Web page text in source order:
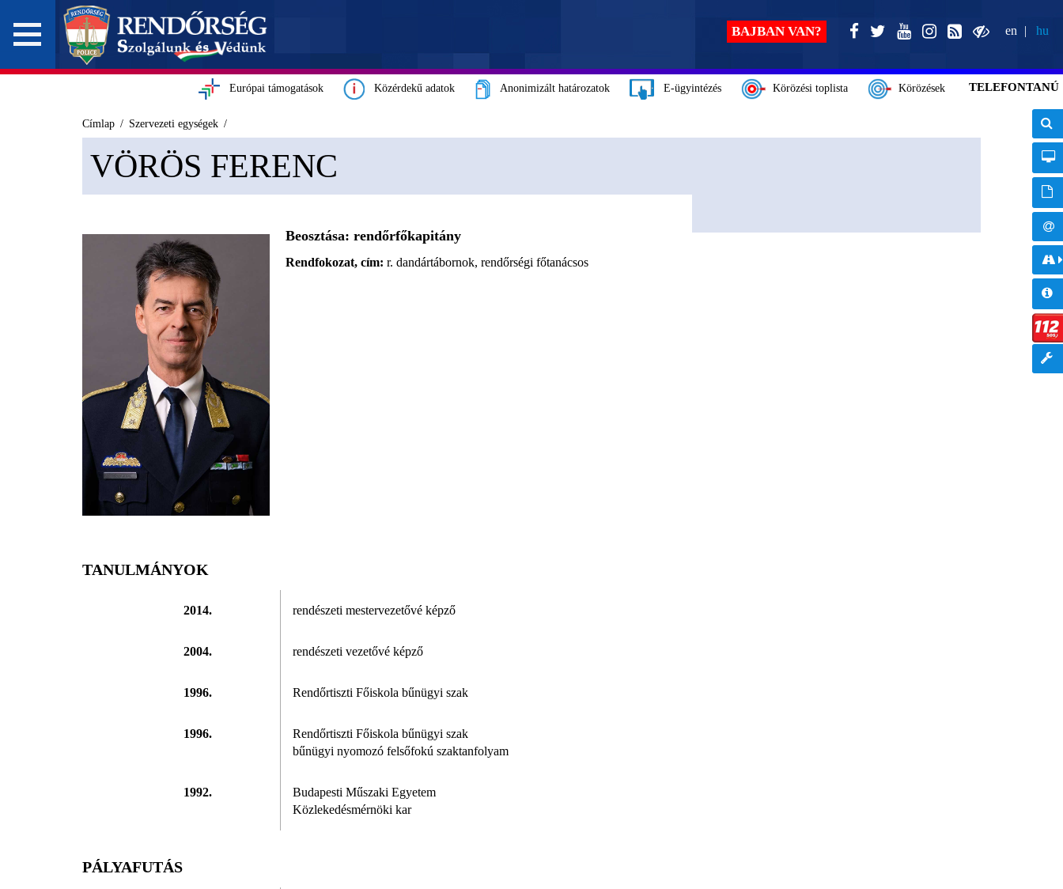
en hu
BAJBAN VAN?
Európai támogatások Közérdekű adatok Anonimizált határozatok E-ügyintézés Körözési toplista Körözések TELEFONTANÚ
Címlap Szervezeti egységek
VÖRÖS FERENC
Beosztása: rendőrfőkapitány
Rendfokozat, cím: r. dandártábornok, rendőrségi főtanácsos
TANULMÁNYOK
2014. rendészeti mestervezetővé képző
2004. rendészeti vezetővé képző
1996. Rendőrtiszti Főiskola bűnügyi szak
1996.
Rendőrtiszti Főiskola bűnügyi szak
bűnügyi nyomozó felsőfokú szaktanfolyam
1992.
Budapesti Műszaki Egyetem
Közlekedésmérnöki kar
PÁLYAFUTÁS